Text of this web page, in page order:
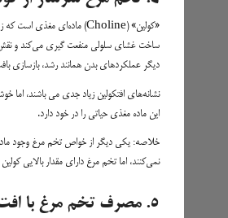
دیگر عملکردهای بدن همانند رشد، بازسازی
این ماده مغذی حیاتی را در خود دارد.
خلاصه: یکی دیگر از خواص تخم مرغ وجود
نمی‌کنند، اما تخم مرغ دارای مقدار بالایی
۵. مصرف تخم مرغ با افت ریسک ابتلا به بیماری‌های قلبی مرتبط است